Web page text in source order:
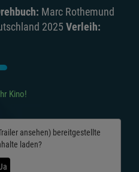
Marc Rothemund
2025 Verleih:
Kino!
ansehen) bereitgestellte
laden?